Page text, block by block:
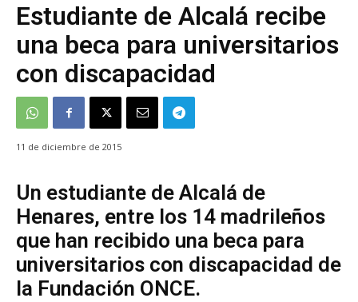
Estudiante de Alcalá recibe
una beca para universitarios
con discapacidad
11 de diciembre de 2015
Un estudiante de Alcalá de
Henares, entre los 14 madrileños
que han recibido una beca para
universitarios con discapacidad de
la Fundación ONCE.